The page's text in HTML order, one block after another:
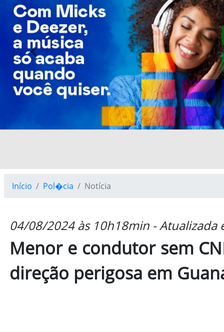
Previous
Início Pol�cia Notícia
04/08/2024 às 10h18min -
Menor e condutor sem
direção perigosa em